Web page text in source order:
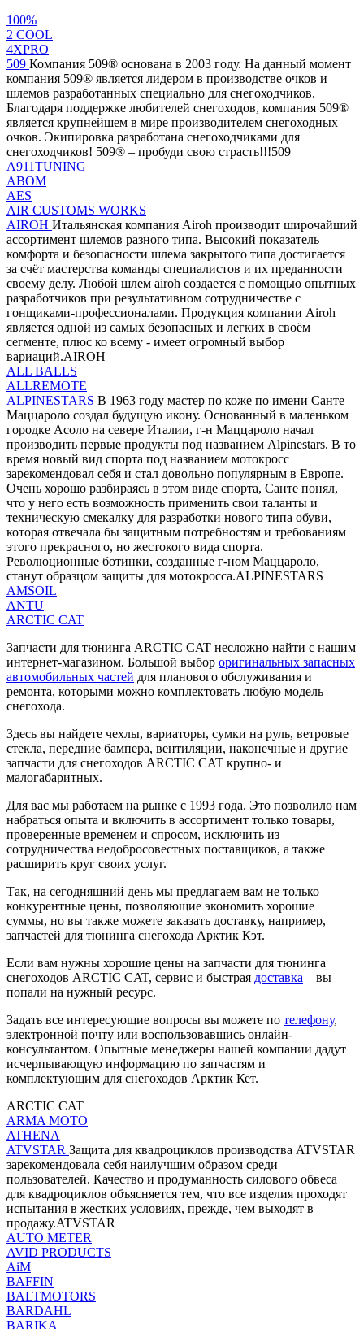
100%
2 СOOL
4XPRO
509 Компания 509® основана в 2003 году. На данный момент
компания 509® является лидером в производстве очков и
шлемов разработанных специально для снегоходчиков.
Благодаря поддержке любителей снегоходов, компания 509®
является крупнейшем в мире производителем снегоходных
очков. Экипировка разработана снегоходчиками для
снегоходчиков! 509® – пробуди свою страсть!!!509
A911TUNING
ABOM
AES
AIR CUSTOMS WORKS
AIROH Итальянская компания Airoh производит широчайший
ассортимент шлемов разного типа. Высокий показатель
комфорта и безопасности шлема закрытого типа достигается
за счёт мастерства команды специалистов и их преданности
своему делу. Любой шлем airoh создается с помощью опытных
разработчиков при результативном сотрудничестве с
гонщиками-профессионалами. Продукция компании Airoh
является одной из самых безопасных и легких в своём
сегменте, плюс ко всему - имеет огромный выбор
вариаций.AIROH
ALL BALLS
ALLREMOTE
ALPINESTARS В 1963 году мастер по коже по имени Санте
Маццароло создал будущую икону. Основанный в маленьком
городке Асоло на севере Италии, г-н Маццароло начал
производить первые продукты под названием Alpinestars. В то
время новый вид спорта под названием мотокросс
зарекомендовал себя и стал довольно популярным в Европе.
Очень хорошо разбираясь в этом виде спорта, Санте понял,
что у него есть возможность применить свои таланты и
техническую смекалку для разработки нового типа обуви,
которая отвечала бы защитным потребностям и требованиям
этого прекрасного, но жестокого вида спорта.
Революционные ботинки, созданные г-ном Маццароло,
станут образцом защиты для мотокросса.ALPINESTARS
AMSOIL
ANTU
ARCTIC CAT
Запчасти для тюнинга ARCTIC CAT несложно найти с нашим
интернет-магазином. Большой выбор оригинальных запасных
автомобильных частей для планового обслуживания и
ремонта, которыми можно комплектовать любую модель
снегохода.
Здесь вы найдете чехлы, вариаторы, сумки на руль, ветровые
стекла, передние бампера, вентиляции, наконечные и другие
запчасти для снегоходов ARCTIC CAT крупно- и
малогабаритных.
Для вас мы работаем на рынке с 1993 года. Это позволило нам
набраться опыта и включить в ассортимент только товары,
проверенные временем и спросом, исключить из
сотрудничества недобросовестных поставщиков, а также
расширить круг своих услуг.
Так, на сегодняшний день мы предлагаем вам не только
конкурентные цены, позволяющие экономить хорошие
суммы, но вы также можете заказать доставку, например,
запчастей для тюнинга снегохода Арктик Кэт.
Если вам нужны хорошие цены на запчасти для тюнинга
снегоходов ARCTIC CAT, сервис и быстрая доставка – вы
попали на нужный ресурс.
Задать все интересующие вопросы вы можете по телефону,
электронной почту или воспользовавшись онлайн-
консультантом. Опытные менеджеры нашей компании дадут
исчерпывающую информацию по запчастям и
комплектующим для снегоходов Арктик Кет.
ARCTIC CAT
ARMA MOTO
ATHENA
ATVSTAR Защита для квадроциклов производства ATVSTAR
зарекомендовала себя наилучшим образом среди
пользователей. Качество и продуманность силового обвеса
для квадроциклов объясняется тем, что все изделия проходят
испытания в жестких условиях, прежде, чем выходят в
продажу.ATVSTAR
AUTO METER
AVID PRODUCTS
AiM
BAFFIN
BALTMOTORS
BARDAHL
BARIKA